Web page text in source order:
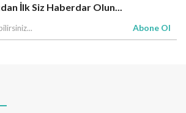
İlk Siz Haberdar Olun...
Abone Ol